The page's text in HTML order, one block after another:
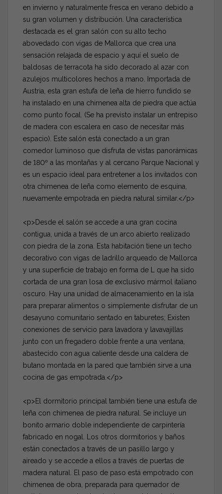
en invierno y naturalmente fresca en verano debido a
su gran volumen y distribución. Una característica
destacada es el gran salón con su alto techo
abovedado con vigas de Mallorca que crea una
sensación relajada de espacio y aquí el suelo de
baldosas de terracota ha sido decorado al azar con
azulejos multicolores hechos a mano. Importada de
Austria, esta gran estufa de leña de hierro fundido se
ha instalado en una chimenea alta de piedra que actúa
como punto focal. (Se ha previsto instalar un entrepiso
de madera con escalera en caso de necesitar más
espacio). Este salón está conectado a un gran
comedor luminoso que disfruta de vistas panorámicas
de 180º a las montañas y al cercano Parque Nacional y
es un espacio ideal para entretener a los invitados con
otra chimenea de leña como elemento de esquina,
nuevamente empotrada en piedra natural similar.</p>
<p>Desde el salón se accede a una gran cocina
contigua, unida a través de un arco abierto realizado
con piedra de la zona. Esta habitación tiene un techo
decorativo con vigas de ladrillo arqueado de Mallorca
y una superficie de trabajo en forma de L que ha sido
cortada de una gran losa de exclusivo mármol italiano
oscuro. Hay una unidad de almacenamiento en la isla
para preparar alimentos o simplemente disfrutar de un
desayuno comunitario sentado en taburetes; Existen
conexiones de servicio para lavadora y lavavajillas
junto con un fregadero doble frente a una ventana,
abastecido con agua caliente desde una caldera de
butano montada en la pared que también sirve a una
cocina de gas empotrada.</p>
<p>El dormitorio principal también tiene una estufa de
leña con chimenea de piedra natural. Se incluye un
bonito armario doble independiente de carpintería
fabricado en nogal. Los otros dormitorios y baños
están conectados a través de un pasillo largo y
aireado y se accede a ellos a través de puertas de
madera natural. El paso de paso está empotrado con
chimenea de obra, preparada para quemador de